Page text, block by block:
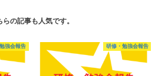
らの記事も人気です。
強会報告 研修・勉強会報告